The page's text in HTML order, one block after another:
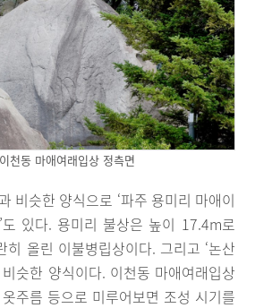
천동 마애여래입상 정측면
비슷한 양식으로 ‘파주 용미리 마애이
도 있다. 용미리 불상은 높이 17.4m로
히 올린 이불병립상이다. 그리고 ‘논산
슷한 양식이다. 이천동 마애여래입상
주름 등으로 미루어보면 조성 시기를